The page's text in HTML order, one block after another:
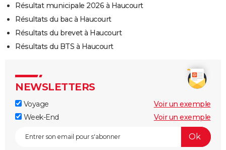
Résultat municipale 2026 à Haucourt
Résultats du bac à Haucourt
Résultats du brevet à Haucourt
Résultats du BTS à Haucourt
NEWSLETTERS
Voyage
Voir un exemple
Week-End
Voir un exemple